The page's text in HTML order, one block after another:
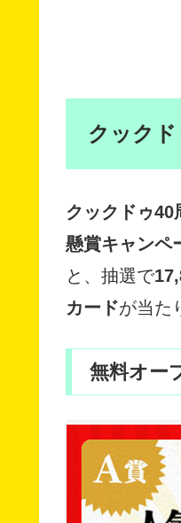
クック
クックドゥ40
懸賞キャンペ
と、抽選で
カードが当た
無料オー